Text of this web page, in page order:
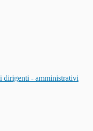
dirigenti - amministrativi